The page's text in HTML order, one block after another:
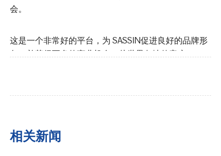
会。
这是一个非常好的平台，为 SASSIN促进良好的品牌形
象，并获得更多的商业机会，从世界各地的客户。
相关新闻